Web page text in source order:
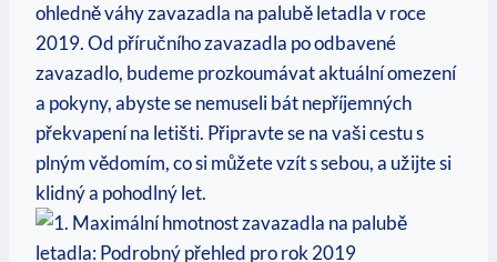
ohledně váhy zavazadla na palubě letadla v roce
2019. Od příručního zavazadla po odbavené
zavazadlo, budeme prozkoumávat aktuální omezení
a pokyny, abyste se nemuseli bát nepříjemných
překvapení na letišti. Připravte se na vaši cestu s
plným vědomím, co si můžete vzít s sebou, a užijte si
klidný a pohodlný let.